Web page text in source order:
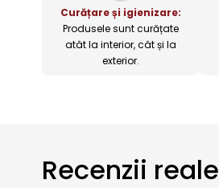
Curățare și igienizare:
Produsele sunt curățate
atât la interior, cât și la
exterior.
Recenzii reale